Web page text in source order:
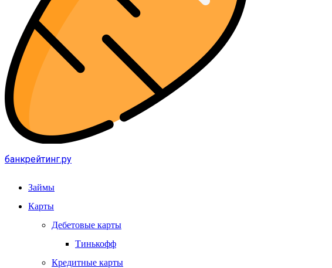
банкрейтинг.ру
Займы
Карты
Дебетовые карты
Тинькофф
Кредитные карты